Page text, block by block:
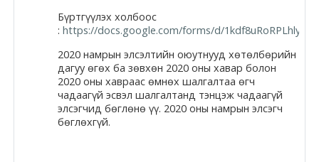
жишээ 2
Moodle
community
Бүртгүүлэх холбоос
: https://docs.google.com/forms/d/
2020 намрын элсэлтийн оюутнууд хөтөлбөрийн
дагуу өгөх ба зөвхөн 2020 оны хавар болон
2020 оны хавраас өмнөх шалгалтаа өгч
чадаагүй эсвэл шалгалтанд тэнцэж чадаагүй
элсэгчид бөглөнө үү. 2020 оны намрын элсэгч
бөглөхгүй.